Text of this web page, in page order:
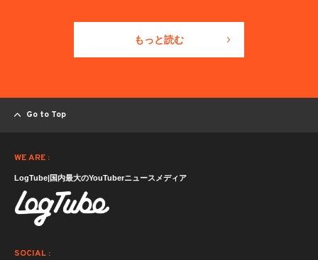
もっと読む
Go to Top
WE ARE :
LogTube|国内最大のYouTuberニュースメディア
SOCIAL :